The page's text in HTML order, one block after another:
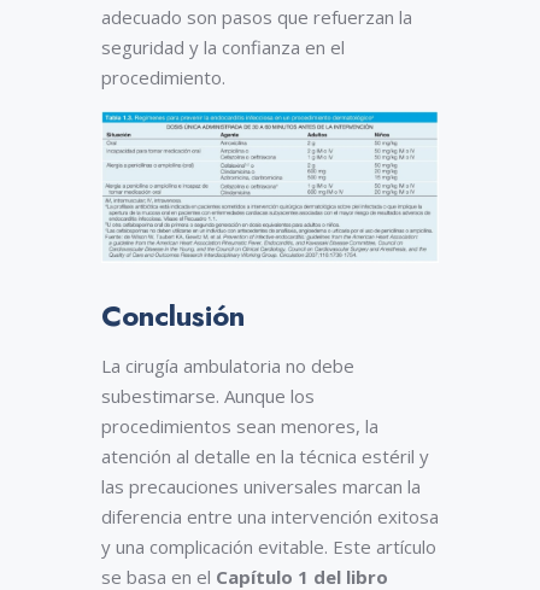
adecuado son pasos que refuerzan la
seguridad y la confianza en el
procedimiento.
Conclusión
La cirugía ambulatoria no debe
subestimarse. Aunque los
procedimientos sean menores, la
atención al detalle en la técnica estéril y
las precauciones universales marcan la
diferencia entre una intervención exitosa
y una complicación evitable. Este artículo
se basa en el Capítulo 1 del libro